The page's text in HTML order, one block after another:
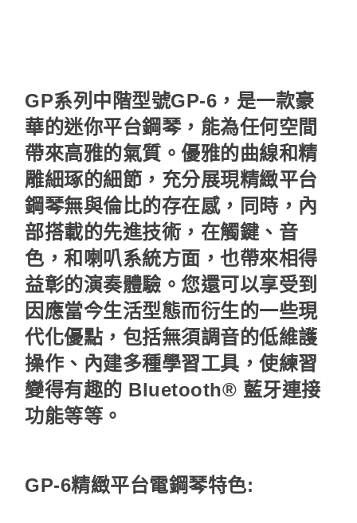
GP系列中階型號GP-6，是一款豪
華的迷你平台鋼琴，能為任何空間
帶來高雅的氣質。優雅的曲線和精
雕細琢的細節，充分展現精緻平台
鋼琴無與倫比的存在感，同時，內
部搭載的先進技術，在觸鍵、音
色，和喇叭系統方面，也帶來相得
益彰的演奏體驗。您還可以享受到
因應當今生活型態而衍生的一些現
代化優點，包括無須調音的低維護
操作、內建多種學習工具，使練習
變得有趣的 Bluetooth® 藍牙連接
功能等等。
GP-6精緻平台電鋼琴特色: